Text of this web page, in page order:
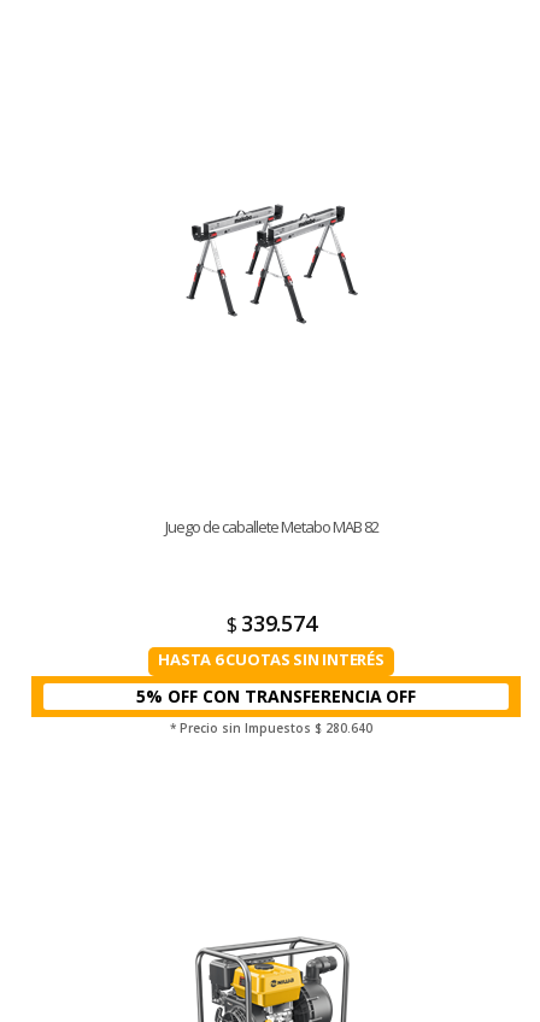
Juego de caballete Metabo MAB 82
$ 339.574
HASTA 6 CUOTAS SIN INTERÉS
5% OFF CON TRANSFERENCIA
* Precio sin Impuestos $ 280.640